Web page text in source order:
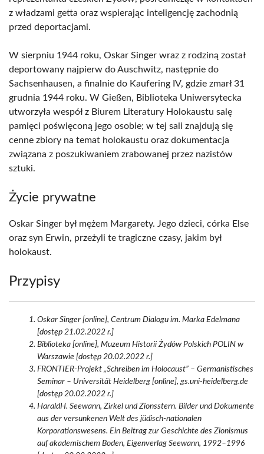
z władzami getta oraz wspierając inteligencję zachodnią
przed deportacjami.
W sierpniu 1944 roku, Oskar Singer wraz z rodziną został
deportowany najpierw do Auschwitz, następnie do
Sachsenhausen, a finalnie do Kaufering IV, gdzie zmarł 31
grudnia 1944 roku. W Gießen, Biblioteka Uniwersytecka
utworzyła wespół z Biurem Literatury Holokaustu salę
pamięci poświęconą jego osobie; w tej sali znajdują się
cenne zbiory na temat holokaustu oraz dokumentacja
związana z poszukiwaniem zrabowanej przez nazistów
sztuki.
Życie prywatne
Oskar Singer był mężem Margarety. Jego dzieci, córka Else
oraz syn Erwin, przeżyli te tragiczne czasy, jakim był
holokaust.
Przypisy
Oskar Singer [online], Centrum Dialogu im. Marka Edelmana
[dostęp 21.02.2022 r.]
Biblioteka [online], Muzeum Historii Żydów Polskich POLIN w
Warszawie [dostęp 20.02.2022 r.]
FRONTIER-Projekt „Schreiben im Holocaust” – Germanistisches
Seminar – Universität Heidelberg [online], gs.uni-heidelberg.de
[dostęp 20.02.2022 r.]
HaraldH. Seewann, Zirkel und Zionsstern. Bilder und Dokumente
aus der versunkenen Welt des jüdisch-nationalen
Korporationswesens. Ein Beitrag zur Geschichte des Zionismus
auf akademischem Boden, Eigenverlag Seewann, 1992–1996